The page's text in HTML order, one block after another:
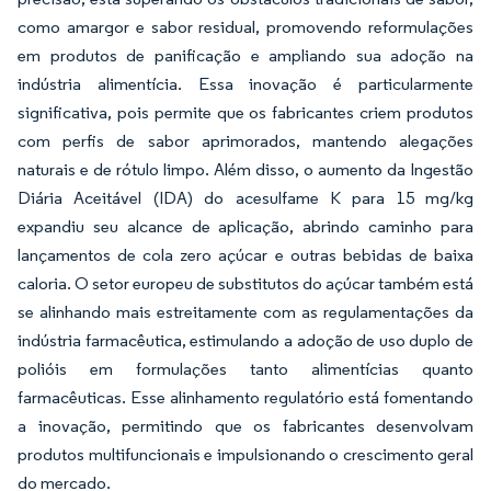
como amargor e sabor residual, promovendo reformulações
em produtos de panificação e ampliando sua adoção na
indústria alimentícia. Essa inovação é particularmente
significativa, pois permite que os fabricantes criem produtos
com perfis de sabor aprimorados, mantendo alegações
naturais e de rótulo limpo. Além disso, o aumento da Ingestão
Diária Aceitável (IDA) do acesulfame K para 15 mg/kg
expandiu seu alcance de aplicação, abrindo caminho para
lançamentos de cola zero açúcar e outras bebidas de baixa
caloria. O setor europeu de substitutos do açúcar também está
se alinhando mais estreitamente com as regulamentações da
indústria farmacêutica, estimulando a adoção de uso duplo de
polióis em formulações tanto alimentícias quanto
farmacêuticas. Esse alinhamento regulatório está fomentando
a inovação, permitindo que os fabricantes desenvolvam
produtos multifuncionais e impulsionando o crescimento geral
do mercado.